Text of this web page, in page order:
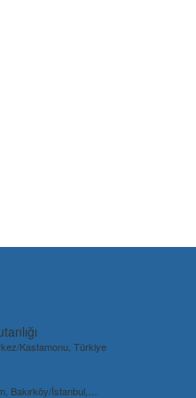
Kastamonu, Türkiye
Bakırköy/İstanbul,